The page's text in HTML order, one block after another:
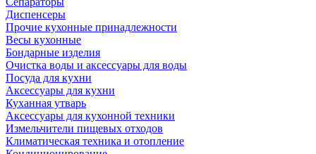
Диспенсеры
Прочие кухонные принадлежности
Весы кухонные
Бондарные изделия
Очистка воды и аксессуары для воды
Посуда для кухни
Аксессуары для кухни
Куханная утварь
Аксессуары для кухонной техники
Измельчители пищевых отходов
Климатическая техника и отопление